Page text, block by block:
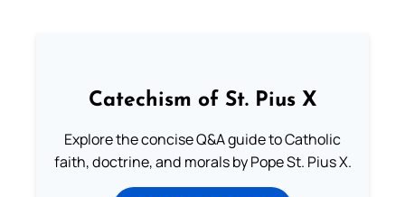
Catechism of St. Pius X
Explore the concise Q&A guide to Catholic
faith, doctrine, and morals by Pope St. Pius X.